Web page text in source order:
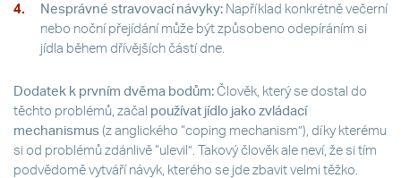
Nesprávné stravovací návyky: Například konkrétně večerní
nebo noční přejídání může být způsobeno odepíráním si
jídla během dřívějších částí dne.
Dodatek k prvním dvěma bodům: Člověk, který se dostal do
těchto problémů, začal používat jídlo jako zvládací
mechanismus (z anglického “coping mechanism”), díky kterému
si od problémů zdánlivě “ulevil”. Takový člověk ale neví, že si tím
podvědomě vytváří návyk, kterého se jde zbavit velmi těžko.